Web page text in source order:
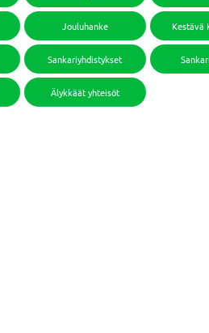
Jouluhanke Kestävä
Sankariyhdistykset
Älykkäät yhteisöt